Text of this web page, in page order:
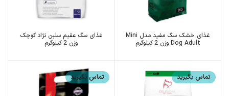
غذای خشک سگ مفید مدل Mini
Dog Adult وزن 2 کیلوگرم
غذای سگ عقیم سلبن نژاد کوچک
وزن 2 کیلوگرم
تماس بگیرید تماس بگیرید